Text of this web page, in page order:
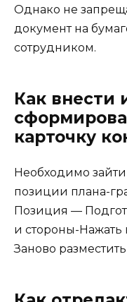
Однако не
документ на
сотрудником.
Как внести
карточку
Необходимо зайти
позиции плана-
Позиция —
и стороны-Нажать
Заново